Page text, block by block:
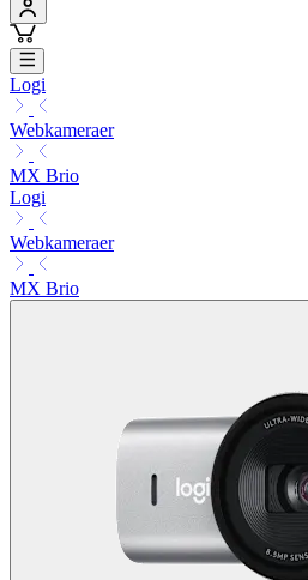
Logi
Webkameraer
MX Brio
Logi
Webkameraer
MX Brio